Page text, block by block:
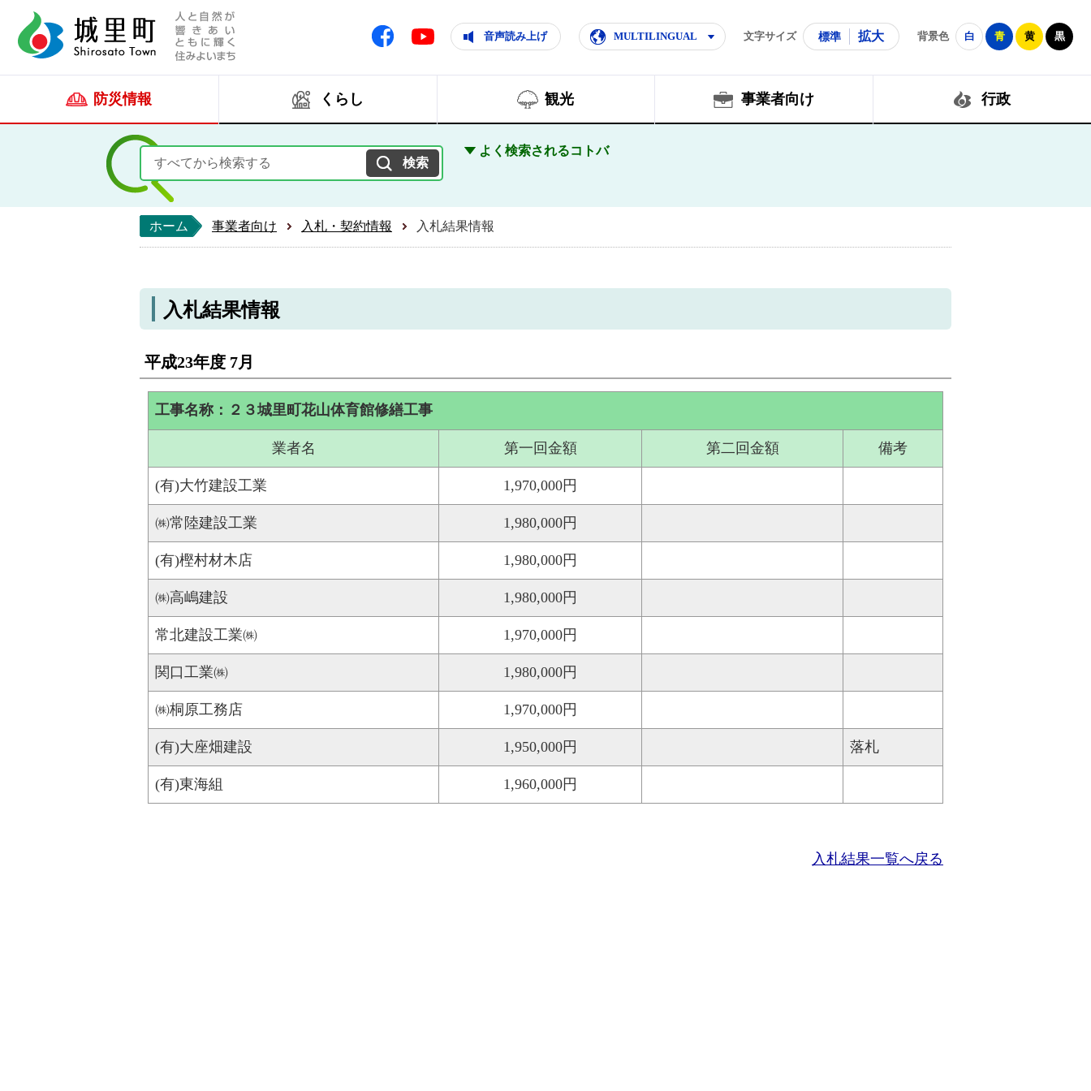
人と自然が響きあいともに輝く住みよいまち
Facebook Youtube 音声読み上げ MULTILINGUAL 文字サイズ 標準 拡大 背景色 白 青 黄 黒
防災情報 くらし 観光 事業者向け 行政
よく検索されるコトバ
ホーム 事業者向け 入札・契約情報 入札結果情報
入札結果情報
平成23年度 7月
工事名称：２３城里町花山体育館修繕工事
業者名 第一回金額 第二回金額 備考
(有)大竹建設工業 1,970,000円
㈱常陸建設工業 1,980,000円
(有)樫村材木店 1,980,000円
㈱高嶋建設 1,980,000円
常北建設工業㈱ 1,970,000円
関口工業㈱ 1,980,000円
㈱桐原工務店 1,970,000円
(有)大座畑建設 1,950,000円 落札
(有)東海組 1,960,000円
入札結果一覧へ戻る